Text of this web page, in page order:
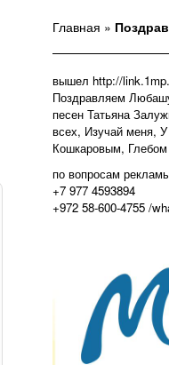
Главная »
вышел http://
Поздравляем
песен Татьяна
всех, Изучай меня,
Кошкаровым,
по вопросам
+7 977 4593894
+972 58-600-4755 /